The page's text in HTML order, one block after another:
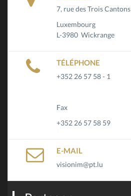
7, rue des Trois Cantons
Luxembourg
L-3980 Wickrange
TÉLÉPHONE
+352 26 57 58 - 1
Fax
+352 26 57 58 59
E-MAIL
visionim@pt.lu